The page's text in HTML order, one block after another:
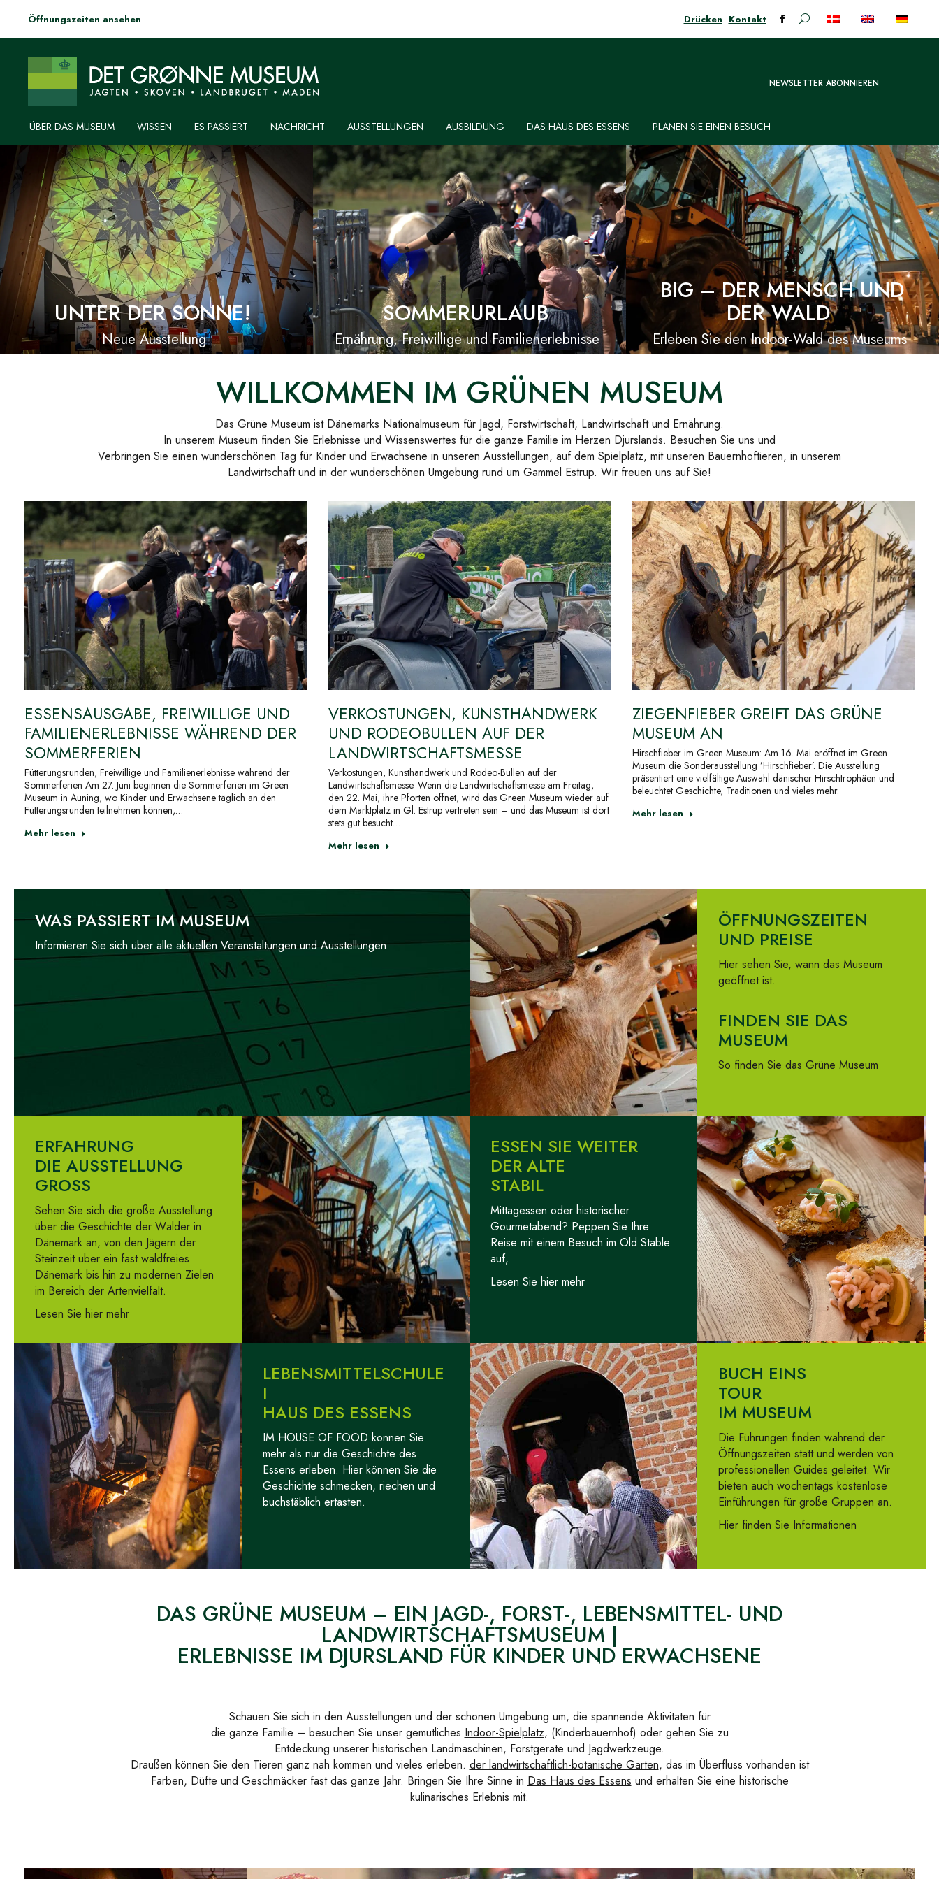
Öffnungszeiten ansehen Drücken Kontakt
Facebook-
in
Suchen:
NEWSLETTER ABONNIEREN
ÜBER DAS MUSEUM WISSEN ES PASSIERT NACHRICHT AUSSTELLUNGEN AUSBILDUNG DAS HAUS DES ESSENS PLANEN SIE EINEN BESUCH
UNTER DER SONNE!
Neue Ausstellung
SOMMERURLAUB
Ernährung, Freiwillige und Familienerlebnisse
BIG – DER MENSCH UND
DER WALD
Erleben Sie den Indoor-Wald des Museums
WILLKOMMEN IM GRÜNEN MUSEUM
Das Grüne Museum ist Dänemarks Nationalmuseum für Jagd, Forstwirtschaft, Landwirtschaft und Ernährung.
In unserem Museum finden Sie Erlebnisse und Wissenswertes für die ganze Familie im Herzen Djurslands. Besuchen Sie uns und
Verbringen Sie einen wunderschönen Tag für Kinder und Erwachsene in unseren Ausstellungen, auf dem Spielplatz, mit unseren Bauernhoftieren, in unserem
Landwirtschaft und in der wunderschönen Umgebung rund um Gammel Estrup. Wir freuen uns auf Sie!
ESSENSAUSGABE, FREIWILLIGE UND
FAMILIENERLEBNISSE WÄHREND DER
SOMMERFERIEN
Fütterungsrunden, Freiwillige und Familienerlebnisse während der
Sommerferien Am 27. Juni beginnen die Sommerferien im Green
Museum in Auning, wo Kinder und Erwachsene täglich an den
Fütterungsrunden teilnehmen können,…
Mehr lesen
VERKOSTUNGEN, KUNSTHANDWERK
UND RODEOBULLEN AUF DER
LANDWIRTSCHAFTSMESSE
Verkostungen, Kunsthandwerk und Rodeo-Bullen auf der
Landwirtschaftsmesse. Wenn die Landwirtschaftsmesse am Freitag,
den 22. Mai, ihre Pforten öffnet, wird das Green Museum wieder auf
dem Marktplatz in Gl. Estrup vertreten sein – und das Museum ist dort
stets gut besucht…
Mehr lesen
ZIEGENFIEBER GREIFT DAS GRÜNE
MUSEUM AN
Hirschfieber im Green Museum: Am 16. Mai eröffnet im Green
Museum die Sonderausstellung ’Hirschfieber’. Die Ausstellung
präsentiert eine vielfältige Auswahl dänischer Hirschtrophäen und
beleuchtet Geschichte, Traditionen und vieles mehr.
Mehr lesen
WAS PASSIERT IM MUSEUM
Informieren Sie sich über alle aktuellen Veranstaltungen und Ausstellungen
ÖFFNUNGSZEITEN
UND PREISE
Hier sehen Sie, wann das Museum
geöffnet ist.
FINDEN SIE DAS
MUSEUM
So finden Sie das Grüne Museum
ERFAHRUNG
DIE AUSSTELLUNG
GROSS
Sehen Sie sich die große Ausstellung
über die Geschichte der Wälder in
Dänemark an, von den Jägern der
Steinzeit über ein fast waldfreies
Dänemark bis hin zu modernen Zielen
im Bereich der Artenvielfalt.
Lesen Sie hier mehr
ESSEN SIE WEITER
DER ALTE
STABIL
Mittagessen oder historischer
Gourmetabend? Peppen Sie Ihre
Reise mit einem Besuch im Old Stable
auf,
Lesen Sie hier mehr
LEBENSMITTELSCHULE
I
HAUS DES ESSENS
IM HOUSE OF FOOD können Sie
mehr als nur die Geschichte des
Essens erleben. Hier können Sie die
Geschichte schmecken, riechen und
buchstäblich ertasten.
BUCH EINS
TOUR
IM MUSEUM
Die Führungen finden während der
Öffnungszeiten statt und werden von
professionellen Guides geleitet. Wir
bieten auch wochentags kostenlose
Einführungen für große Gruppen an.
Hier finden Sie Informationen
DAS GRÜNE MUSEUM – EIN JAGD-, FORST-, LEBENSMITTEL- UND
LANDWIRTSCHAFTSMUSEUM |
ERLEBNISSE IM DJURSLAND FÜR KINDER UND ERWACHSENE
Schauen Sie sich in den Ausstellungen und der schönen Umgebung um, die spannende Aktivitäten für
die ganze Familie – besuchen Sie unser gemütliches Indoor-Spielplatz, (Kinderbauernhof) oder gehen Sie zu
Entdeckung unserer historischen Landmaschinen, Forstgeräte und Jagdwerkzeuge.
Draußen können Sie den Tieren ganz nah kommen und vieles erleben. der landwirtschaftlich-botanische Garten, das im Überfluss vorhanden ist
Farben, Düfte und Geschmäcker fast das ganze Jahr. Bringen Sie Ihre Sinne in Das Haus des Essens und erhalten Sie eine historische
kulinarisches Erlebnis mit.